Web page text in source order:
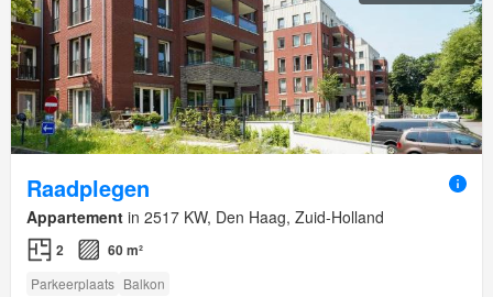
Raadplegen
Appartement in 2517 KW, Den Haag, Zuid-Holland
2 60 m²
Parkeerplaats Balkon